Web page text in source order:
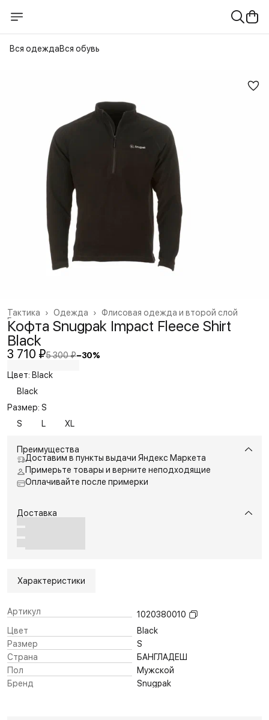
Вся одеждаВся обувь
Флисовая одежда и второй слой
Одежда ›
Тактика
›
Главная
Кофта Snugpak Impact Fleece Shirt
Black
3 710 ₽5 300 ₽−30%
Цвет: Black
Black
Размер: S
S
L XL
Преимущества
Доставим в пункты выдачи Яндекс Маркета
Примерьте товары и верните неподходящие
Оплачивайте после примерки
Доставка
Характеристики
Артикул
1020380010
Цвет
Black
Размер
S
Страна
БАНГЛАДЕШ
Пол
Мужской
Бренд
Snugpak